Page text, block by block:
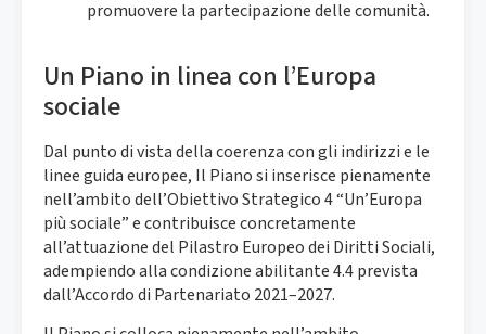
promuovere la partecipazione delle comunità.
Un Piano in linea con l’Europa
sociale
Dal punto di vista della coerenza con gli indirizzi e le
linee guida europee, Il Piano si inserisce pienamente
nell’ambito dell’Obiettivo Strategico 4 “Un’Europa
più sociale” e contribuisce concretamente
all’attuazione del Pilastro Europeo dei Diritti Sociali,
adempiendo alla condizione abilitante 4.4 prevista
dall’Accordo di Partenariato 2021–2027.